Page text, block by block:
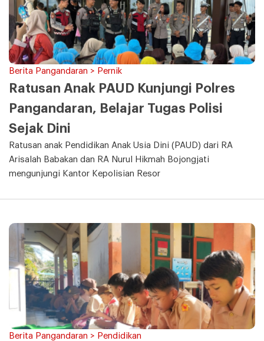
Berita Pangandaran > Pernik
Ratusan Anak PAUD Kunjungi Polres
Pangandaran, Belajar Tugas Polisi
Sejak Dini
Ratusan anak Pendidikan Anak Usia Dini (PAUD) dari RA
Arisalah Babakan dan RA Nurul Hikmah Bojongjati
mengunjungi Kantor Kepolisian Resor
Berita Pangandaran > Pendidikan